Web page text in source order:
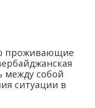
проживающие
между собой
ситуации в